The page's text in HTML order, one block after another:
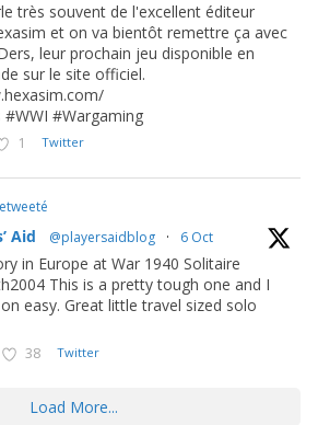
très souvent de l'excellent éditeur
et on va bientôt remettre ça avec
leur prochain jeu disponible en
sur le site officiel.
#Wargaming
1 Twitter
Aid @playersaidblog · 6 Oct
in Europe at War 1940 Solitaire
This is a pretty tough one and I
easy. Great little travel sized solo
38 Twitter
Load More...